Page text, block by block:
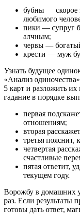
бубны — скорое
любимого
пики — супруг
алчным;
червы —
крести — муж
Узнать будущее
«Анализ
5 карт и разложить
гадание в порядке
первая
отношениям;
вторая
третья
четвертая
счастливые
пятая ответит,
текущем году.
Ворожбу в домашних
раз. Если
готовы дать ответ,